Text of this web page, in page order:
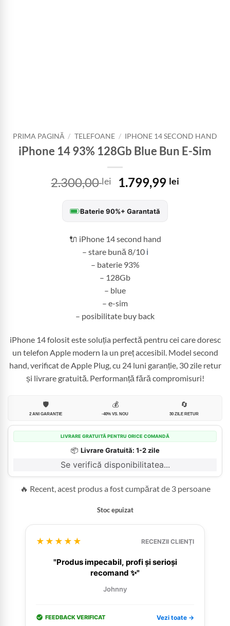
PRIMA PAGINĂ / TELEFOANE / IPHONE 14 SECOND HAND
iPhone 14 93% 128Gb Blue Bun E-Sim
2.300,00lei
Prețul
a
fost:
1.799,99 leiPrețul
Baterie 90%+ Garantată
🔌 iPhone 14 second hand
– stare bună 8/10 ℹ️
– baterie 93%
– 128Gb
– blue
– e-sim
– posibilitate buy back
iPhone 14 folosit este soluția perfectă pentru cei care doresc
un telefon Apple modern la un preț accesibil. Model second
hand, verificat de Apple Plug, cu 24 luni garanție, 30 zile retur
și livrare gratuită. Performanță fără compromisuri!
🛡️
2 ANI GARANȚIE
💰
-40% VS. NOU
🔄
30 ZILE RETUR
LIVRARE GRATUITĂ PENTRU ORICE COMANDĂ
📦 Livrare Gratuită: 1-2 zile
Se verifică disponibilitatea...
🔥 Recent, acest produs a fost cumpărat de 3 persoane
Stoc epuizat
★★★★★ RECENZII CLIENȚI
"Produs impecabil, profi și serioși
recomand ✨"
Johnny
FEEDBACK VERIFICAT Vezi toate →